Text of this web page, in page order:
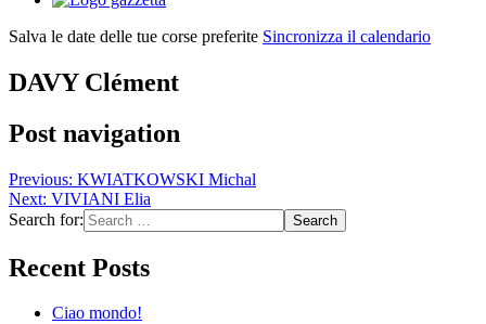
Salva le date delle tue corse preferite Sincronizza il calendario
DAVY Clément
Post navigation
Previous: KWIATKOWSKI Michal
Next: VIVIANI Elia
Search for:
Recent Posts
Ciao mondo!